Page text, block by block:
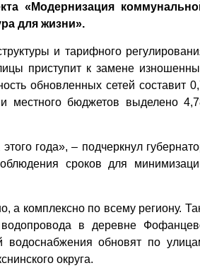
«Модернизация
для жизни».
и тарифного
приступит к замене
обновленных сетей составит
местного бюджетов выделено
года», – подчеркнул
сроков для
а комплексно по всему региону.
в деревне
водоснабжения обновят по
округа.